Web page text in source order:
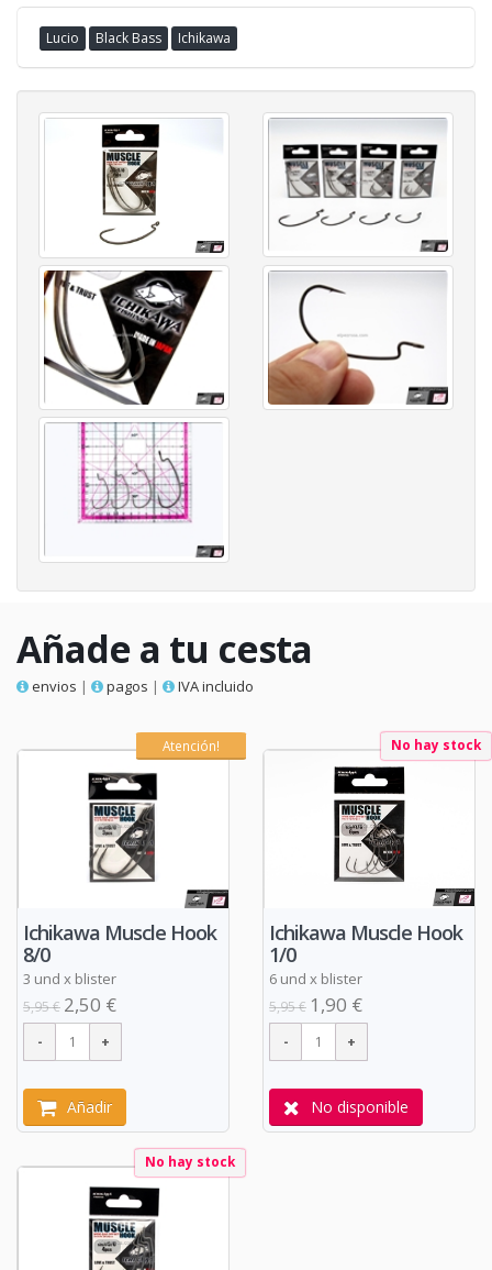
Lucio Black Bass Ichikawa
Añade a tu cesta
envios | pagos | IVA incluido
Atención!
Ichikawa Muscle Hook
8/0
3 und x blister
5,95 € 2,50 €
Añadir
No hay stock
Ichikawa Muscle Hook
1/0
6 und x blister
5,95 € 1,90 €
No disponible
No hay stock